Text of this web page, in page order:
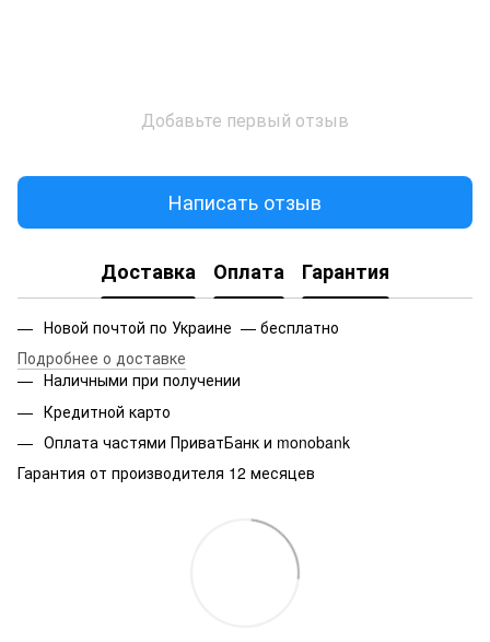
Добавьте первый отзыв
Написать отзыв
Доставка Оплата Гарантия
Новой почтой по Украине — бесплатно
Подробнее о доставке
Наличными при получении
Кредитной карто
Оплата частями ПриватБанк и monobank
Гарантия от производителя 12 месяцев